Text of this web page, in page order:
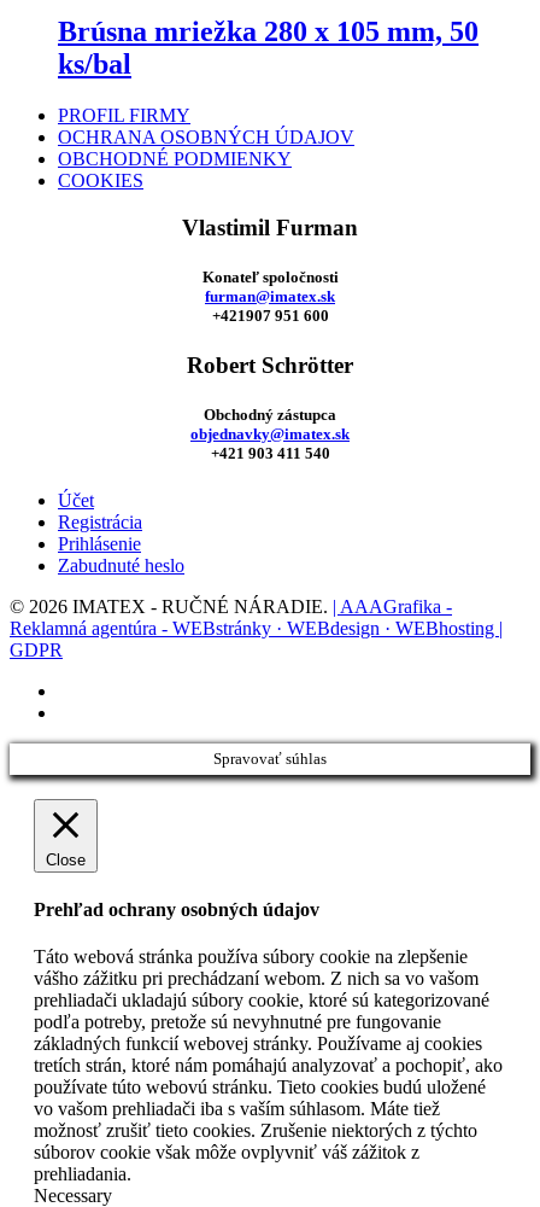
Brúsna mriežka 280 x 105 mm, 50
ks/bal
PROFIL FIRMY
OCHRANA OSOBNÝCH ÚDAJOV
OBCHODNÉ PODMIENKY
COOKIES
Vlastimil Furman
Konateľ spoločnosti
furman@imatex.sk
+421907 951 600
Robert Schrötter
Obchodný zástupca
objednavky@imatex.sk
+421 903 411 540
Účet
Registrácia
Prihlásenie
Zabudnuté heslo
© 2026 IMATEX - RUČNÉ NÁRADIE. | AAAGrafika -
Reklamná agentúra - WEBstránky · WEBdesign · WEBhosting |
GDPR
Spravovať súhlas
Close
Prehľad ochrany osobných údajov
Táto webová stránka používa súbory cookie na zlepšenie
vášho zážitku pri prechádzaní webom. Z nich sa vo vašom
prehliadači ukladajú súbory cookie, ktoré sú kategorizované
podľa potreby, pretože sú nevyhnutné pre fungovanie
základných funkcií webovej stránky. Používame aj cookies
tretích strán, ktoré nám pomáhajú analyzovať a pochopiť, ako
používate túto webovú stránku. Tieto cookies budú uložené
vo vašom prehliadači iba s vaším súhlasom. Máte tiež
možnosť zrušiť tieto cookies. Zrušenie niektorých z týchto
súborov cookie však môže ovplyvniť váš zážitok z
prehliadania.
Necessary